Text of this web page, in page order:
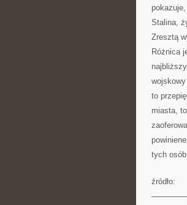
Stalina,
Zresztą
Różnica
to
miasta,
tych
źródło: